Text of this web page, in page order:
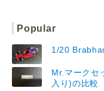
Popular
1/20
Mr.マークセ
入り)の比較